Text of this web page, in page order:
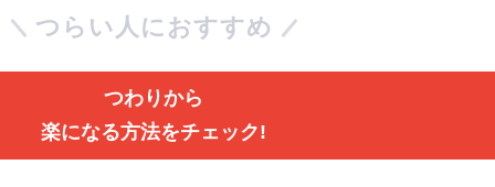
つらい人におすすめ
つわりから
楽になる方法をチェック!